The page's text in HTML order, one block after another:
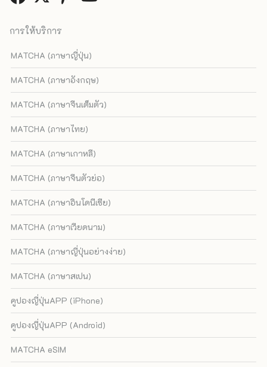
การให้บริการ
MATCHA (ภาษาญี่ปุ่น)
MATCHA (ภาษาอังกฤษ)
MATCHA (ภาษาจีนเต็มตัว)
MATCHA (ภาษาไทย)
MATCHA (ภาษาเกาหลี)
MATCHA (ภาษาจีนตัวย่อ)
MATCHA (ภาษาอินโดนีเซีย)
MATCHA (ภาษาเวียดนาม)
MATCHA (ภาษาญี่ปุ่นอย่างง่าย)
MATCHA (ภาษาสเปน)
คูปองญี่ปุ่นAPP (iPhone)
คูปองญี่ปุ่นAPP (Android)
MATCHA eSIM